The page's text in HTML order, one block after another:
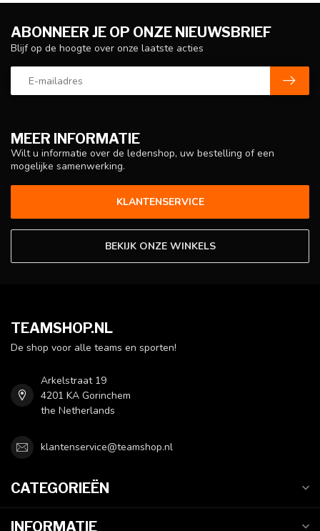
MEER INFORMATIE
Wilt u informatie over de ledenshop, uw bestelling of een
mogelijke samenwerking.
KLANTENSERVICE
BEKIJK ONZE WINKELS
ABONNEER JE OP ONZE NIEUWSBRIEF
Blijf op de hoogte over onze laatste acties
TEAMSHOP.NL
De shop voor alle teams en sporten!
Arkelstraat 19
4201 KA Gorinchem
the Netherlands
klantenservice@teamshop.nl
CATEGORIEËN
INFORMATIE